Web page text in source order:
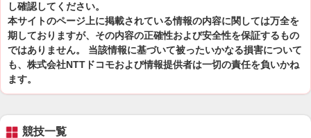
し確認してください。
本サイトのページ上に掲載されている情報の内容に関しては万全を
期しておりますが、その内容の正確性および安全性を保証するもの
ではありません。 当該情報に基づいて被ったいかなる損害について
も、株式会社NTTドコモおよび情報提供者は一切の責任を負いかね
ます。
競技一覧